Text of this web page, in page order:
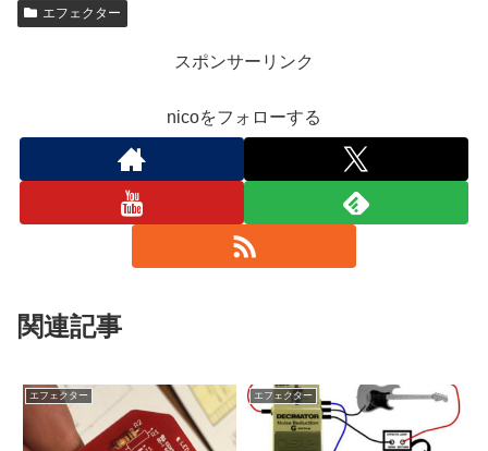
エフェクター
スポンサーリンク
nicoをフォローする
関連記事
エフェクター エフェクター